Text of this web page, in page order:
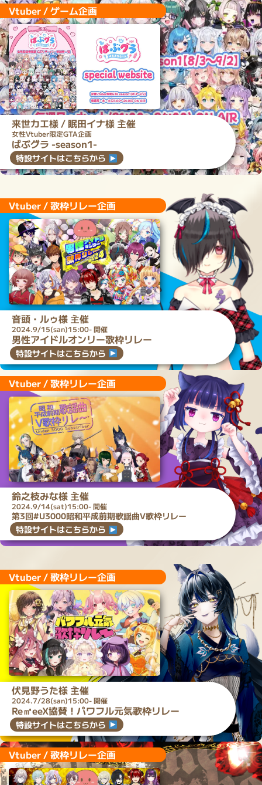
Vtuber / ゲーム企画
来世カエ様 / 眠田イナ様 主催
女性Vtuber限定GTA企画
ばぶグラ -season1-
特設サイトはこちらから
Vtuber / 歌枠リレー企画
音頭・ルゥ様 主催
2024.9/15(san)15:00- 開催
男性アイドルオンリー歌枠リレー
特設サイトはこちらから
Vtuber / 歌枠リレー企画
鈴之枝みな様 主催
2024.9/14(sat)15:00- 開催
第3回#U3000昭和平成前期歌謡曲V歌枠リレー
特設サイトはこちらから
Vtuber / 歌枠リレー企画
伏見野うた様 主催
2024.7/28(san)15:00- 開催
Re㎡eeX協賛！パワフル元気歌枠リレー
特設サイトはこちらから
Vtuber / 歌枠リレー企画